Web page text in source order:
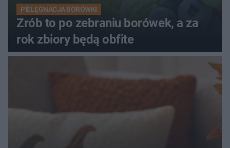
PIELĘGNACJA BORÓWKI
Zrób to po zebraniu borówek, a za
rok zbiory będą obfite